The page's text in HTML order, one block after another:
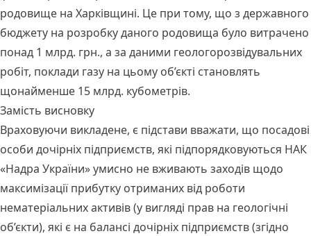
родовище на Харківщині. Це при тому, що з державного
бюджету на розробку даного родовища було витрачено
понад 1 млрд. грн., а за даними геологорозвідувальних
робіт, поклади газу на цьому об’єкті становлять
щонайменше 15 млрд. кубометрів.
Замість висновку
Враховуючи викладене, є підстави вважати, що посадові
особи дочірніх підприємств, які підпорядковуються НАК
«Надра України» умисно не вживають заходів щодо
максимізації прибутку отриманих від роботи
нематеріальних активів (у вигляді прав на геологічні
об’єкти), які є на балансі дочірніх підприємств (згідно